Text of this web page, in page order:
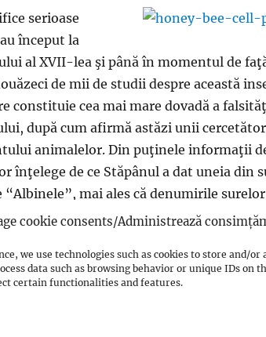
cookie consents/Administrează
we use technologies such as cookies to store and/
data such as browsing behavior or unique IDs
certain functionalities and features.
serioase
început la
al XVII-lea şi până în momentul de
de mii de studii despre această
constituie cea mai mare dovadă a
după cum afirmă astăzi unii
animalelor. Din puţinele informaţii
înţelege de ce Stăpânul a dat uneia din
mai ales că denumirile
poruncite din cer.
tău le-a revelat albinelor: “Făceţi-vă
făuresc!”